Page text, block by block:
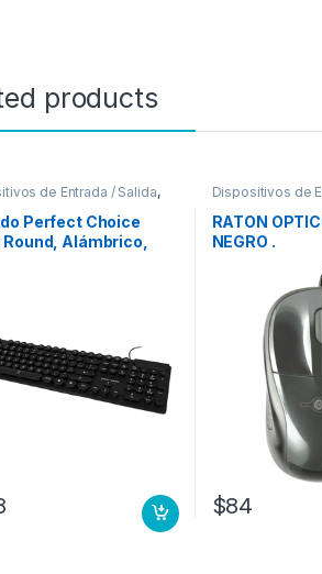
products
de Entrada / Salida,
y Keypads
Perfect Choice
Round, Alámbrico,
Dispositivos de
Mouse
RATON
NEGRO .
$84